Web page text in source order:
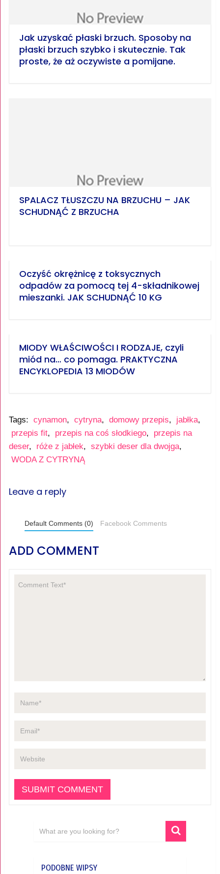
Jak uzyskać płaski brzuch. Sposoby na
płaski brzuch szybko i skutecznie. Tak
proste, że aż oczywiste a pomijane.
SPALACZ TŁUSZCZU NA BRZUCHU – JAK
SCHUDNĄĆ Z BRZUCHA
Oczyść okrężnicę z toksycznych
odpadów za pomocą tej 4-składnikowej
mieszanki. JAK SCHUDNĄĆ 10 KG
MIODY WŁAŚCIWOŚCI I RODZAJE, czyli
miód na… co pomaga. PRAKTYCZNA
ENCYKLOPEDIA 13 MIODÓW
Tags: cynamon, cytryna, domowy przepis, jabłka,
przepis fit, przepis na coś słodkiego,
przepis na
deser, róże z jabłek, szybki deser dla dwojga,
WODA Z CYTRYNĄ
Leave a reply
Default Comments (0) Facebook Comments
ADD COMMENT
PODOBNE WIPSY